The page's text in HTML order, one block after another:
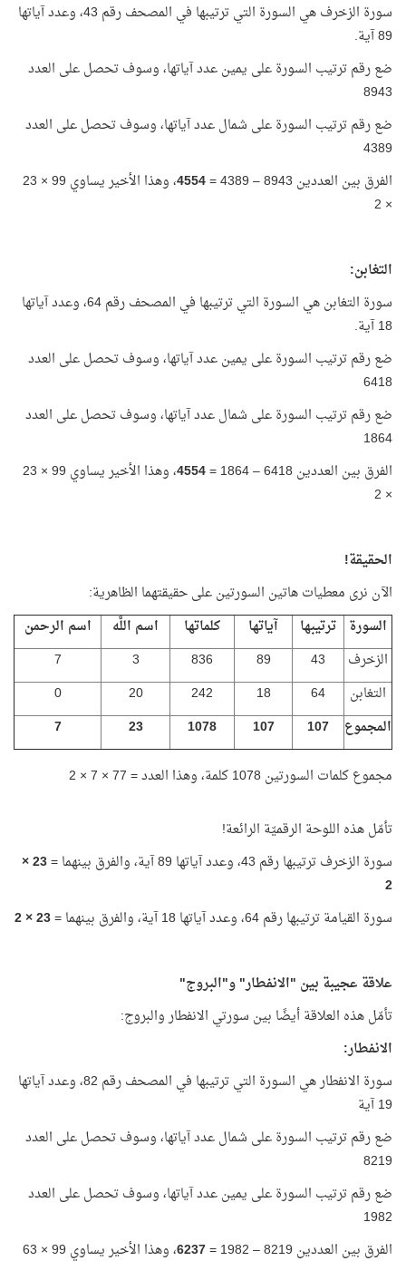
سورة الزخرف هي السورة التي ترتيبها في المصحف رقم 43، وعدد آياتها
89 آية.
ضع رقم ترتيب السورة على يمين عدد آياتها، وسوف تحصل على العدد
8943
ضع رقم ترتيب السورة على شمال عدد آياتها، وسوف تحصل على العدد
4389
الفرق بين العددين 8943 – 4389 =
4554
، وهذا الأخير يساوي 99 × 23
× 2
التغابن:
سورة التغابن هي السورة التي ترتيبها في المصحف رقم 64، وعدد آياتها
18 آية.
ضع رقم ترتيب السورة على يمين عدد آياتها، وسوف تحصل على العدد
6418
ضع رقم ترتيب السورة على شمال عدد آياتها، وسوف تحصل على العدد
1864
الفرق بين العددين 6418 – 1864 =
4554
، وهذا الأخير يساوي 99 × 23
× 2
الحقيقة!
الآن نرى معطيات هاتين السورتين على حقيقتهما الظاهرية:
السورة ترتيبها آياتها كلماتها اسم اللَّه
اسم الرحمن
الزخرف
43
89
836
3
7
التغابن
64
18
242
20
0
المجموع
107
107
1078
23
7
مجموع كلمات السورتين 1078 كلمة، وهذا العدد = 77 × 7 × 2
تأمّل هذه اللوحة الرقميّة الرائعة!
سورة الزخرف ترتيبها رقم 43، وعدد آياتها 89 آية، والفرق بينهما =
23 ×
2
سورة القيامة ترتيبها رقم 64، وعدد آياتها 18 آية، والفرق بينهما =
23 × 2
علاقة عجيبة بين "الانفطار" و"البروج"
تأمّل هذه العلاقة أيضًا بين سورتي الانفطار والبروج:
الانفطار:
سورة الانفطار هي السورة التي ترتيبها في المصحف رقم 82، وعدد آياتها
19 آية
ضع رقم ترتيب السورة على شمال عدد آياتها، وسوف تحصل على العدد
8219
ضع رقم ترتيب السورة على يمين عدد آياتها، وسوف تحصل على العدد
1982
الفرق بين العددين 8219 – 1982 =
6237، وهذا الأخير يساوي 99 × 63